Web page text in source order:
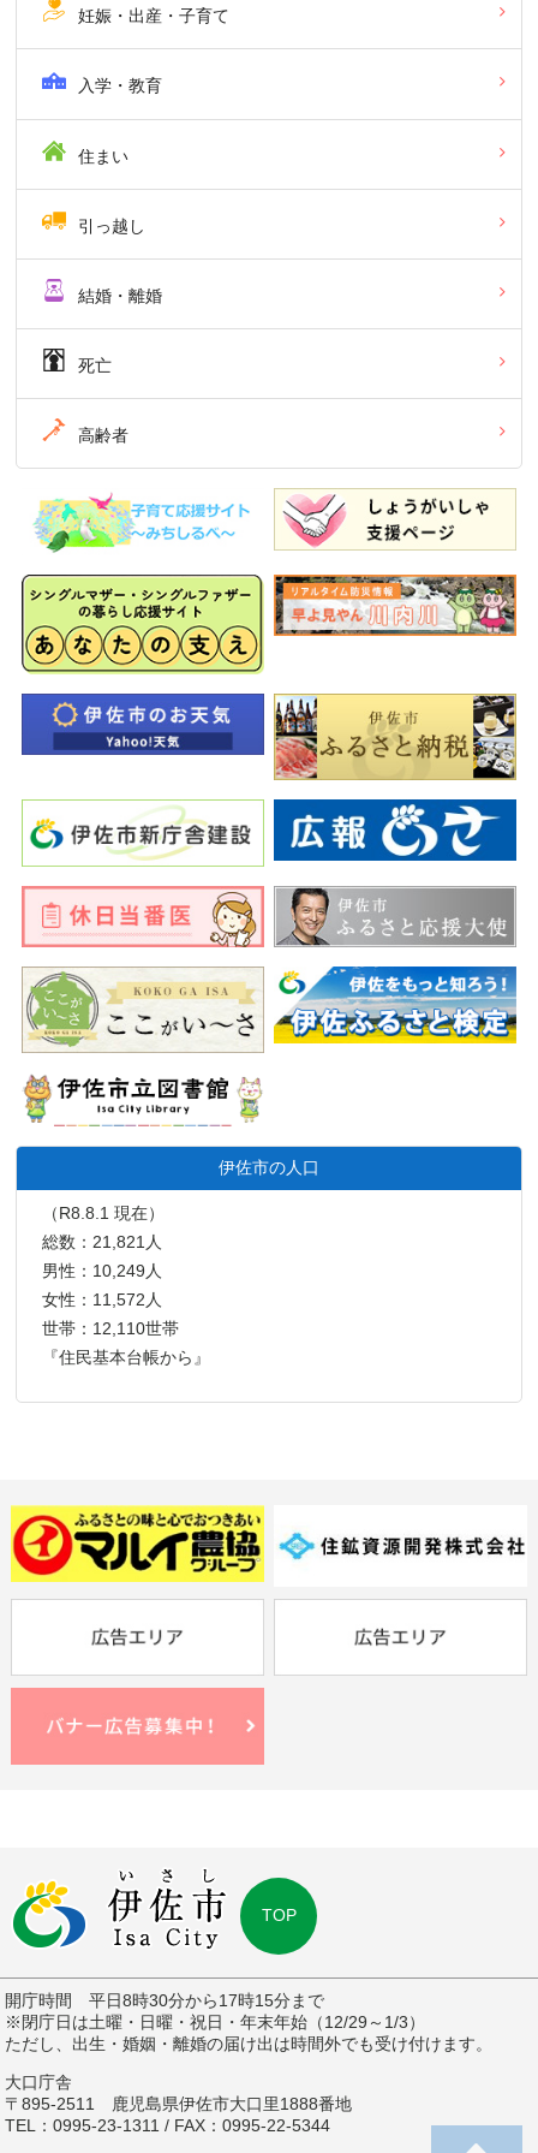
妊娠・出産・子育て
入学・教育
住まい
引っ越し
結婚・離婚
死亡
高齢者
伊佐市の人口
（R8.8.1 現在）
総数：21,821人
男性：10,249人
女性：11,572人
世帯：12,110世帯
『住民基本台帳から』
TOP
開庁時間 平日8時30分から17時15分まで
※閉庁日は土曜・日曜・祝日・年末年始（12/29～1/3）
ただし、出生・婚姻・離婚の届け出は時間外でも受け付けます。
大口庁舎
〒895-2511 鹿児島県伊佐市大口里1888番地
TEL：0995-23-1311 / FAX：0995-22-5344